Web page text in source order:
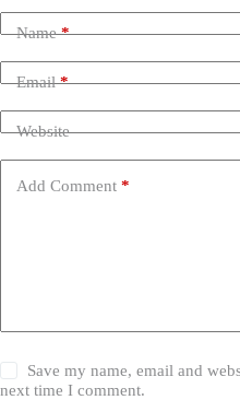
Name*
Email*
Website
Add Comment *
Save my name, email and
next time I comment.